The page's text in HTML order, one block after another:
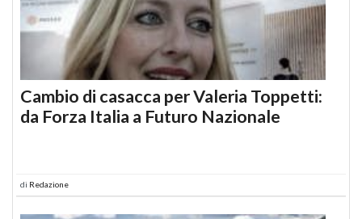
Cambio di casacca per Valeria Toppetti:
da Forza Italia a Futuro Nazionale
di Redazione